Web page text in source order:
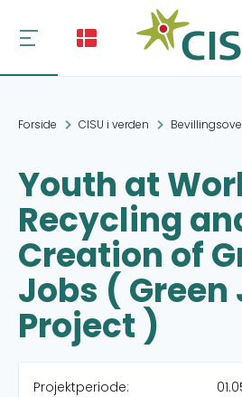
Forside CISU i verden
Youth at
Recycling
Creation of
Jobs ( Green
Project )
Projektperiode: